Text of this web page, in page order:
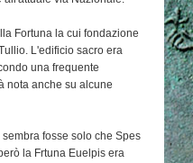
Fortuna la cui fondazione
L'edificio sacro era
una frequente
nota anche su alcune
fosse solo che Spes
la Frtuna Euelpis era